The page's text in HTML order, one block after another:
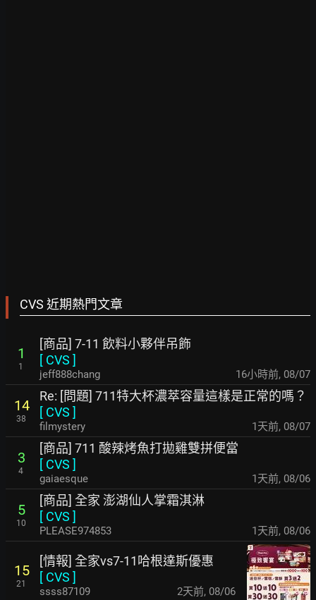
CVS 近期熱門文章
1
1
[商品] 7-11 飲料小夥伴吊飾
[ CVS ]
jeff888chang 16小時前, 08/07
14
38
Re: [問題] 711特大杯濃萃容量這樣是正常的嗎？
[ CVS ]
filmystery 1天前, 08/07
3
4
[商品] 711 酸辣烤魚打拋雞雙拼便當
[ CVS ]
gaiaesque 1天前, 08/06
5
10
[商品] 全家 澎湖仙人掌霜淇淋
[ CVS ]
PLEASE974853 1天前, 08/06
15
21
[情報] 全家vs7-11哈根達斯優惠
[ CVS ]
ssss87109 2天前, 08/06